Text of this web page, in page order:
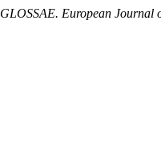
GLOSSAE. European Journal